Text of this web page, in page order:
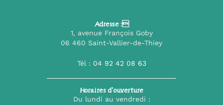
Adresse :
1, avenue François Goby
06 460 Saint-Vallier-de-Thiey
Tél : 04 92 42 08 63
Horaires d’ouverture
Du lundi au vendredi :